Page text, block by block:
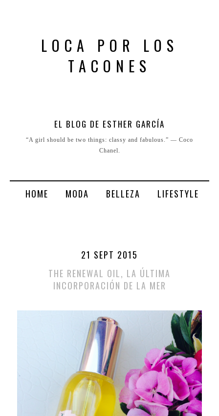
LOCA POR LOS
TACONES
EL BLOG DE ESTHER GARCÍA
“A girl should be two things: classy and fabulous.” ― Coco
Chanel.
HOME MODA BELLEZA LIFESTYLE
21 SEPT 2015
THE RENEWAL OIL, LA ÚLTIMA
INCORPORACIÓN DE LA MER